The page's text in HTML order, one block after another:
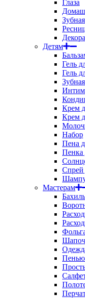
Глаза
Детям
Гель
Гель
Крем
Крем
Набор
Пена
Пенка
Спрей
Мастерам